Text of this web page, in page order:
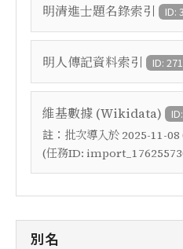
明清進士題名錄索引 ID:
明人傳記資料索引 ID:
維基數據 (Wikidata)
註： 批次導入於 2025-11-
(任務ID:
別名